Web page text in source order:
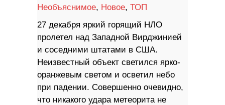
Необъяснимое, Новое, ТОП
27 декабря яркий горящий НЛО
пролетел над Западной Вирджинией
и соседними штатами в США.
Неизвестный объект светился ярко-
оранжевым светом и осветил небо
при падении. Совершенно очевидно,
что никакого удара метеорита не